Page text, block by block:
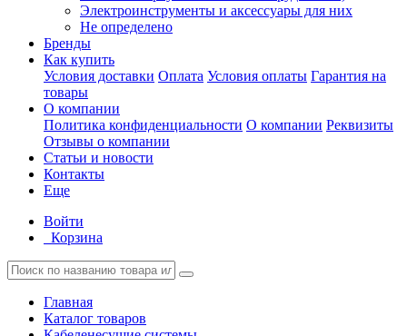
Электроинструменты и аксессуары для них
Не определено
Бренды
Как купить
Условия доставки Оплата Условия оплаты Гарантия на
товары
О компании
Политика конфиденциальности О компании Реквизиты
Отзывы о компании
Статьи и новости
Контакты
Еще
Войти
Корзина
Главная
Каталог товаров